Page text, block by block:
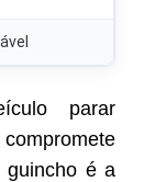
parar
guincho é a